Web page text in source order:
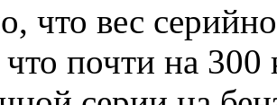
что вес
что почти на